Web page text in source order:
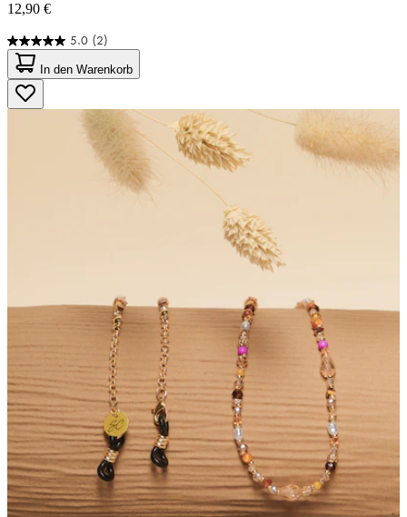
12,90 €
5.0 (2)
5.0
von
5
Sternen.
2
Bewertungen
In den Warenkorb